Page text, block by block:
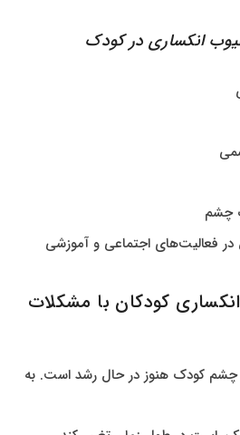
انکساری در کودک
چشم
فعالیت‌های اجتماعی و آموزشی
کودکان با مشکلات
کودک هنوز در حال رشد است. به